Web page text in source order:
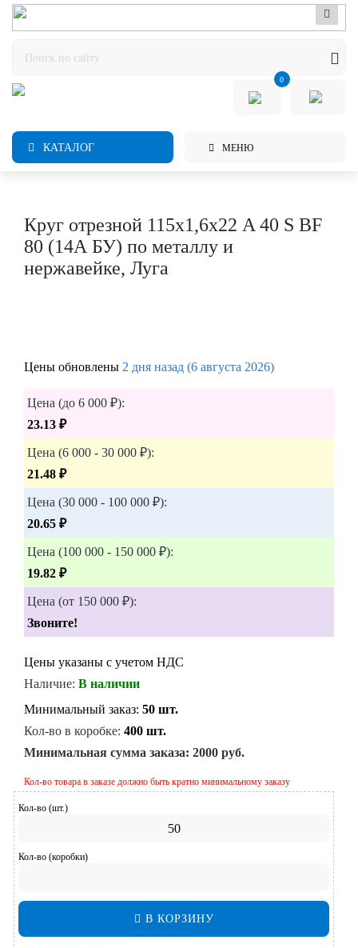
0
КАТАЛОГ МЕНЮ
Круг отрезной 115х1,6х22 A 40 S BF
80 (14А БУ) по металлу и
нержавейке, Луга
Цены обновлены 2 дня назад (6 августа 2026)
Цена (до 6 000 ₽):
23.13 ₽
Цена (6 000 - 30 000 ₽):
21.48 ₽
Цена (30 000 - 100 000 ₽):
20.65 ₽
Цена (100 000 - 150 000 ₽):
19.82 ₽
Цена (от 150 000 ₽):
Звоните!
Цены указаны с учетом НДС
Наличие: В наличии
Минимальный заказ: 50 шт.
Кол-во в коробке: 400 шт.
Минимальная сумма заказа: 2000 руб.
Кол-во товара в заказе должно быть кратно минимальному заказу
Кол-во (шт.)
Кол-во (коробки)
В КОРЗИНУ